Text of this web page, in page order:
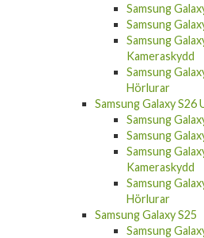
Samsung
Samsung
Samsung
Kameraskydd
Samsung
Hörlurar
Samsung Galaxy S26
Samsung
Samsung
Samsung
Kameraskydd
Samsung
Hörlurar
Samsung Galaxy S25
Samsung